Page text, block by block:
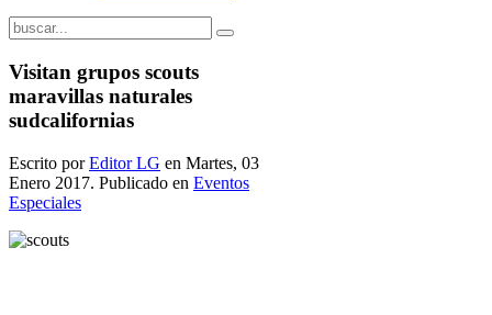
Visitan grupos scouts
maravillas naturales
sudcalifornias
Escrito porEditor LG en Martes, 03
Enero 2017. Publicado en Eventos
Especiales